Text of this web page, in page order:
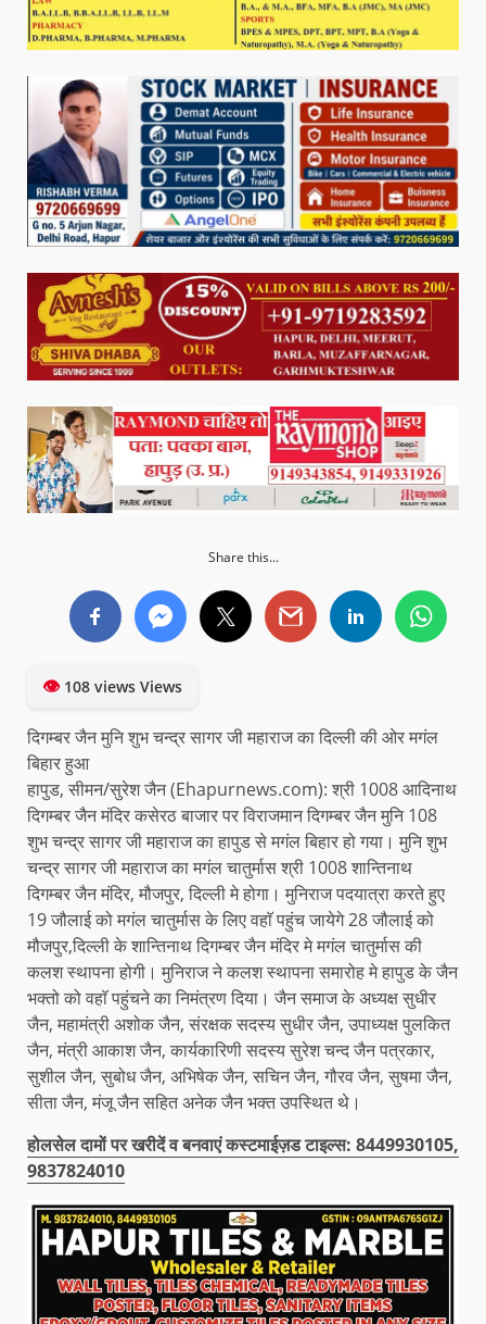
Share this...
👁108 views Views
दिगम्बर जैन मुनि शुभ चन्द्र सागर जी महाराज का दिल्ली की ओर मगंल
बिहार हुआ
हापुड, सीमन/सुरेश जैन (Ehapurnews.com): श्री 1008 आदिनाथ
दिगम्बर जैन मंदिर कसेरठ बाजार पर विराजमान दिगम्बर जैन मुनि 108
शुभ चन्द्र सागर जी महाराज का हापुड से मगंल बिहार हो गया। मुनि शुभ
चन्द्र सागर जी महाराज का मगंल चातुर्मास श्री 1008 शान्तिनाथ
दिगम्बर जैन मंदिर, मौजपुर, दिल्ली मे होगा। मुनिराज पदयात्रा करते हुए
19 जौलाई को मगंल चातुर्मास के लिए वहाॅ पहुंच जायेगे 28 जौलाई को
मौजपुर,दिल्ली के शान्तिनाथ दिगम्बर जैन मंदिर मे मगंल चातुर्मास की
कलश स्थापना होगी। मुनिराज ने कलश स्थापना समारोह मे हापुड के जैन
भक्तो को वहाॅ पहुंचने का निमंत्रण दिया। जैन समाज के अध्यक्ष सुधीर
जैन, महामंत्री अशोक जैन, संरक्षक सदस्य सुधीर जैन, उपाध्यक्ष पुलकित
जैन, मंत्री आकाश जैन, कार्यकारिणी सदस्य सुरेश चन्द जैन पत्रकार,
सुशील जैन, सुबोध जैन, अभिषेक जैन, सचिन जैन, गौरव जैन, सुषमा जैन,
सीता जैन, मंजू जैन सहित अनेक जैन भक्त उपस्थित थे।
होलसेल दामों पर खरीदें व बनवाएं कस्टमाईज़ड टाइल्स: 8449930105,
9837824010